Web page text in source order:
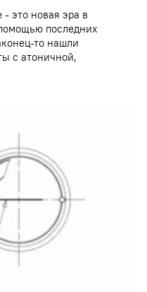
в
последних
то нашли
с атоничной,